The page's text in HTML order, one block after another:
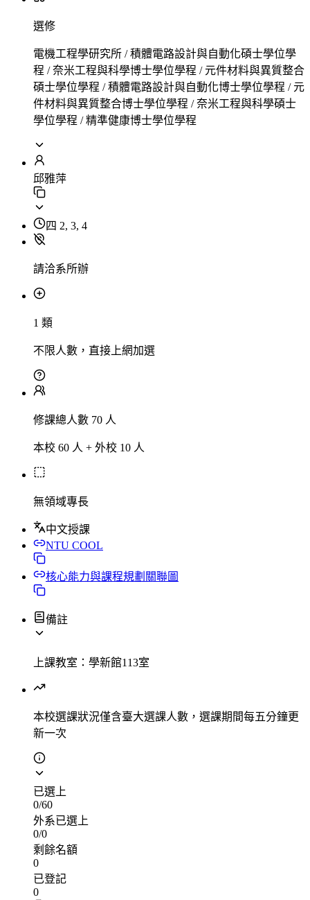
選修
電機工程學研究所 / 積體電路設計與自動化碩士學位學
程 / 奈米工程與科學博士學位學程 / 元件材料與異質整合
碩士學位學程 / 積體電路設計與自動化博士學位學程 / 元
件材料與異質整合博士學位學程 / 奈米工程與科學碩士
學位學程 / 精準健康博士學位學程
邱雅萍
四 2, 3, 4
請洽系所辦
1 類
不限人數，直接上網加選
修課總人數 70 人
本校 60 人 + 外校 10 人
無領域專長
中文授課
NTU COOL
核心能力與課程規劃關聯圖
備註
上課教室：學新館113室
本校選課狀況僅含臺大選課人數，選課期間每五分鐘更
新一次
已選上
0/60
外系已選上
0/0
剩餘名額
0
已登記
0